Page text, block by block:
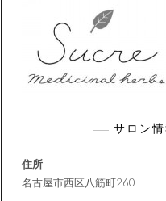
サロン情
住所
名古屋市西区八筋町260